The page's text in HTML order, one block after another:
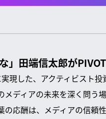
」田端信太郎が
現した、アクティビスト
ディアの未来を深く問う場
の応酬は、メディアの信頼